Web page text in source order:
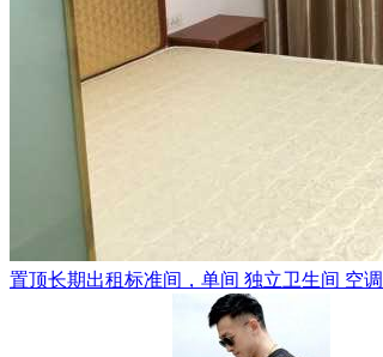
置顶长期出租标准间，单间 独立卫生间 空